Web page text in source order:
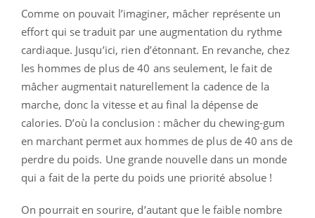
Comme on pouvait l’imaginer, mâcher représente un
effort qui se traduit par une augmentation du rythme
cardiaque. Jusqu’ici, rien d’étonnant. En revanche, chez
les hommes de plus de 40 ans seulement, le fait de
mâcher augmentait naturellement la cadence de la
marche, donc la vitesse et au final la dépense de
calories. D’où la conclusion : mâcher du chewing-gum
en marchant permet aux hommes de plus de 40 ans de
perdre du poids. Une grande nouvelle dans un monde
qui a fait de la perte du poids une priorité absolue !
On pourrait en sourire, d’autant que le faible nombre